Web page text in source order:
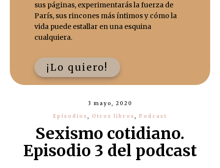
sus páginas, experimentarás la fuerza de
París, sus rincones más íntimos y cómo la
vida puede estallar en una esquina
cualquiera.
¡Lo quiero!
3 mayo, 2020
Episodios, Otros libros, Podcast
Sexismo cotidiano.
Episodio 3 del podcast